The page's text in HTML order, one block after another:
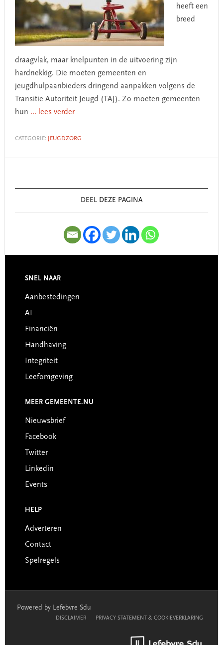
heeft een
breed
draagvlak, maar knelpunten in de uitvoering zijn
hardnekkig. Die moeten gemeenten en
jeugdhulpaanbieders dringend aanpakken volgens de
Transitie Autoriteit Jeugd (TAJ). Zo moeten gemeenten
hun ... lees verder
CATEGORIE: JEUGDZORG
Sidebar
DEEL DEZE PAGINA
Footer
SNEL NAAR
Aanbestedingen
AI
Financiën
Handhaving
Integriteit
Leefomgeving
MEER GEMEENTE.NU
Nieuwsbrief
Facebook
Twitter
Linkedin
Events
HELP
Adverteren
Contact
Spelregels
Powered by Lefebvre Sdu
DISCLAIMER PRIVACY STATEMENT & COOKIEVERKLARING